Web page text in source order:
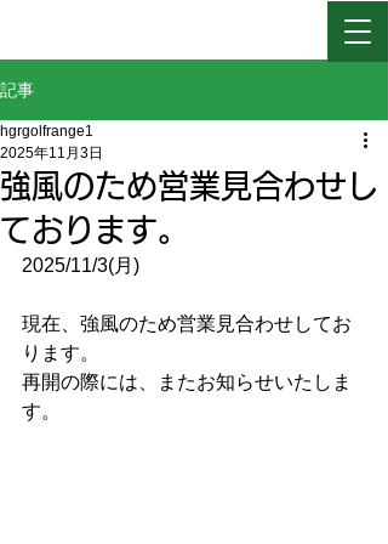
記事
強風のため営業見合わせし
ております。
hgrgolfrange1
2025年11月3日
2025/11/3(月)
現在、強風のため営業見合わせしてお
ります。
再開の際には、またお知らせいたしま
す。